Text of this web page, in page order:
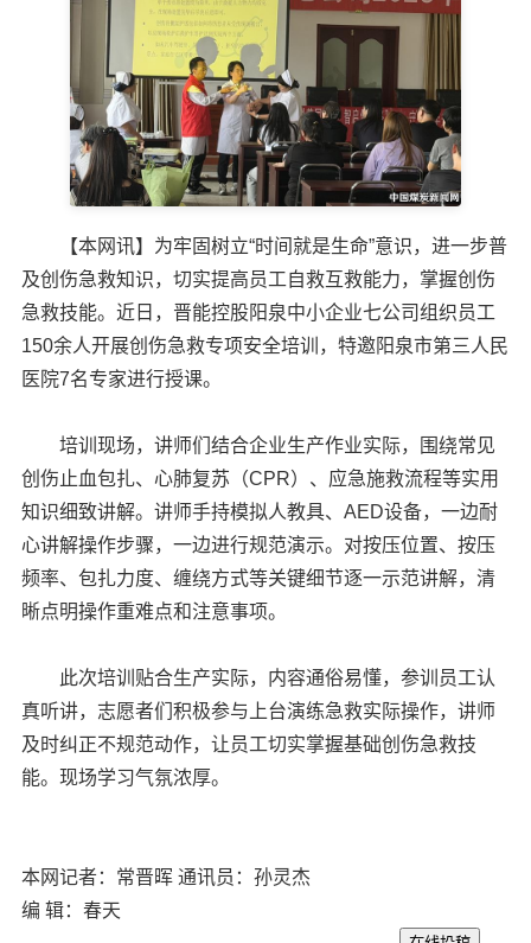
【本网讯】为牢固树立“时间就是生命”意识，进一步普
及创伤急救知识，切实提高员工自救互救能力，掌握创伤
急救技能。近日，晋能控股阳泉中小企业七公司组织员工
150余人开展创伤急救专项安全培训，特邀阳泉市第三人民
医院7名专家进行授课。
培训现场，讲师们结合企业生产作业实际，围绕常见
创伤止血包扎、心肺复苏（CPR）、应急施救流程等实用
知识细致讲解。讲师手持模拟人教具、AED设备，一边耐
心讲解操作步骤，一边进行规范演示。对按压位置、按压
频率、包扎力度、缠绕方式等关键细节逐一示范讲解，清
晰点明操作重难点和注意事项。
此次培训贴合生产实际，内容通俗易懂，参训员工认
真听讲，志愿者们积极参与上台演练急救实际操作，讲师
及时纠正不规范动作，让员工切实掌握基础创伤急救技
能。现场学习气氛浓厚。
本网记者：常晋晖 通讯员：孙灵杰
编 辑：春天